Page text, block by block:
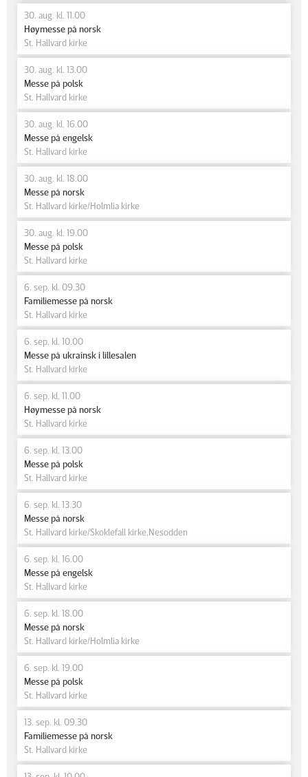
30. aug. kl. 11.00
Høymesse på norsk
St. Hallvard kirke
30. aug. kl. 13.00
Messe på polsk
St. Hallvard kirke
30. aug. kl. 16.00
Messe på engelsk
St. Hallvard kirke
30. aug. kl. 18.00
Messe på norsk
St. Hallvard kirke/Holmlia kirke
30. aug. kl. 19.00
Messe på polsk
St. Hallvard kirke
6. sep. kl. 09.30
Familiemesse på norsk
St. Hallvard kirke
6. sep. kl. 10.00
Messe på ukrainsk i lillesalen
St. Hallvard kirke
6. sep. kl. 11.00
Høymesse på norsk
St. Hallvard kirke
6. sep. kl. 13.00
Messe på polsk
St. Hallvard kirke
6. sep. kl. 13.30
Messe på norsk
St. Hallvard kirke/Skoklefall kirke,Nesodden
6. sep. kl. 16.00
Messe på engelsk
St. Hallvard kirke
6. sep. kl. 18.00
Messe på norsk
St. Hallvard kirke/Holmlia kirke
6. sep. kl. 19.00
Messe på polsk
St. Hallvard kirke
13. sep. kl. 09.30
Familiemesse på norsk
St. Hallvard kirke